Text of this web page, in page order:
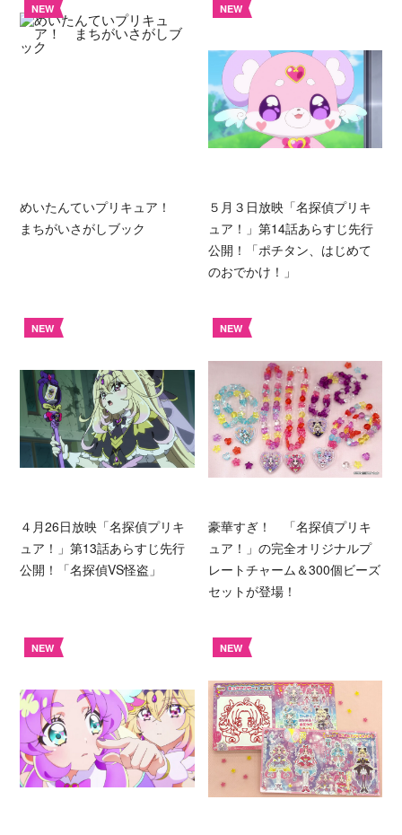
NEW
めいたんていプリキュア！
まちがいさがしブック
NEW
５月３日放映「名探偵プリキ
ュア！」第14話あらすじ先行
公開！「ポチタン、はじめて
のおでかけ！」
NEW
４月26日放映「名探偵プリキ
ュア！」第13話あらすじ先行
公開！「名探偵VS怪盗」
NEW
豪華すぎ！ 「名探偵プリキ
ュア！」の完全オリジナルプ
レートチャーム＆300個ビーズ
セットが登場！
NEW NEW